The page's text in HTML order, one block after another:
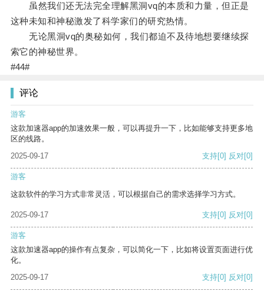
虽然我们还无法完全理解黑洞vq的本质和力量，但正是
这种未知和神秘激发了科学家们的研究热情。
无论黑洞vq的奥秘如何，我们都迫不及待地想要继续探
索它的神秘世界。
#44#
评论
游客
这款加速器app的加速效果一般，可以再提升一下，比如能够支持更多地
区的线路。
2025-09-17
支持[0] 反对[0]
游客
这款软件的学习方式非常灵活，可以根据自己的需求选择学习方式。
2025-09-17 支持[0] 反对[0]
游客
这款加速器app的操作有点复杂，可以简化一下，比如将设置页面进行优
化。
2025-09-17
支持[0] 反对[0]